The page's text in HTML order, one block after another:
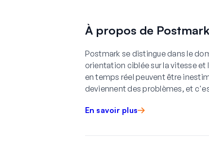
À propos de Postmark
Postmark se distingue dans le
orientation ciblée sur la vitesse
en temps réel peuvent être
deviennent des problèmes, et
En savoir plus